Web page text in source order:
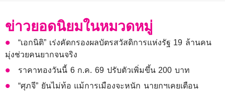
ข่าวยอดนิยมในหมวดหมู่
“เอกนิติ” เร่งคัดกรองผลบัตรสวัสดิการแห่งรัฐ 19 ล้านคน
มุ่งช่วยคนยากจนจริง
ราคาทองวันนี้ 6 ก.ค. 69 ปรับตัวเพิ่มขึ้น 200 บาท
“ศุภจี” ยันไม่ท้อ แม้การเมืองจะหนัก นายกฯเคยเตือน